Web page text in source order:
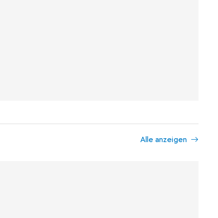
Alle anzeigen